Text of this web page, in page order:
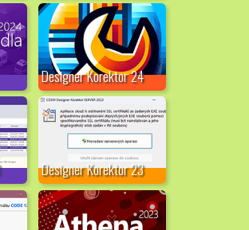
Designer Korektor 24
Designer Korektor 23